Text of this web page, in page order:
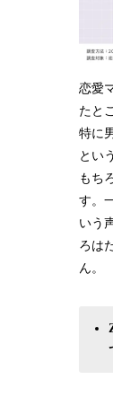
恋愛
たと
特に
とい
もち
す。
いう
ろは
ん。